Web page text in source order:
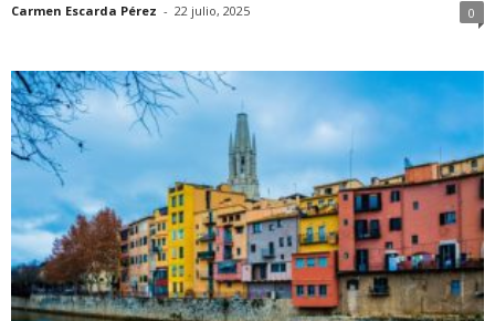
Carmen Escarda Pérez - 22 julio, 2025 0